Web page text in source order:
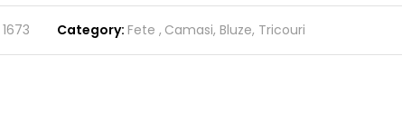
1673 Category: Fete Camasi, Bluze, Tricouri